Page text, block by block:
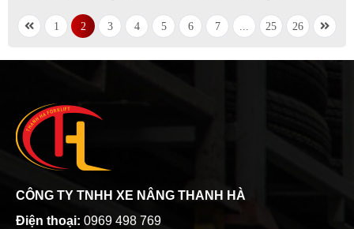
1 2 3 4 5 6 7 25 26
CÔNG TY TNHH XE NÂNG THANH HÀ
Điện thoại: 0969 498 769